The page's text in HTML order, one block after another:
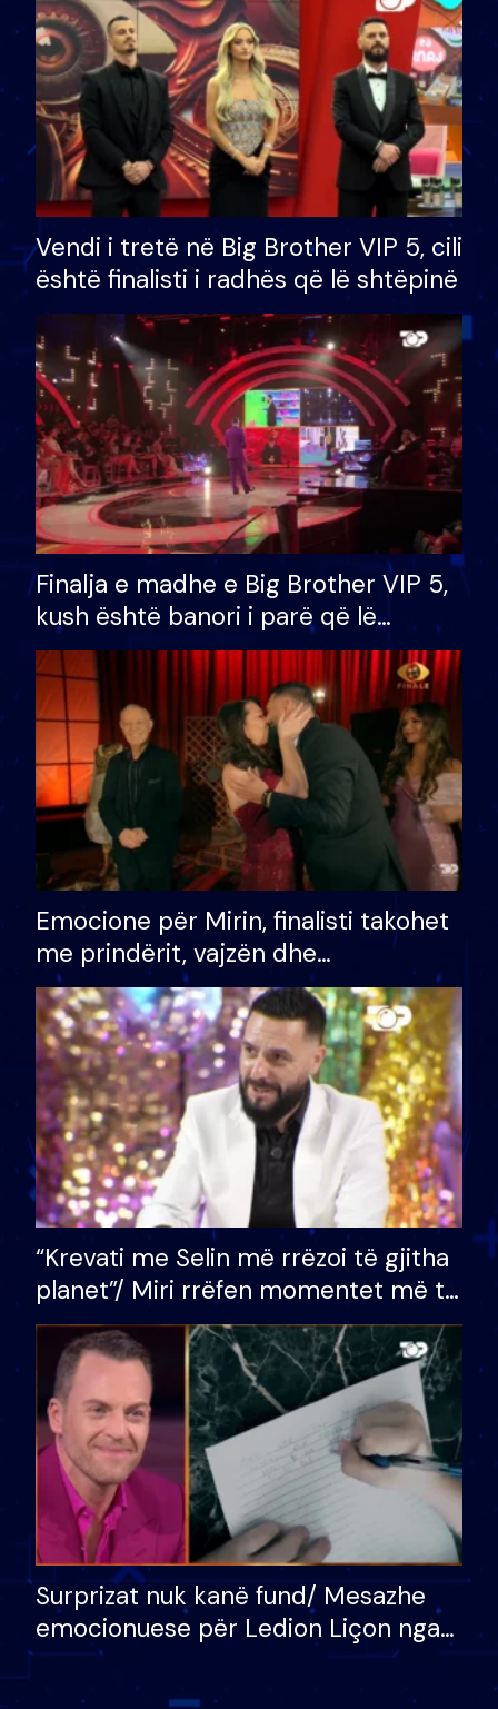
Vendi i tretë në Big Brother VIP 5, cili
është finalisti i radhës që lë shtëpinë
Finalja e madhe e Big Brother VIP 5,
kush është banori i parë që lë
shtëpinë dhe humb mundësinë për
të fituar çmimin e madh
Emocione për Mirin, finalisti takohet
me prindërit, vajzën dhe
bashkëshorten: S’kemi ndonjë letër
divorci apo jo?
“Krevati me Selin më rrëzoi të gjitha
planet”/ Miri rrëfen momentet më të
bukura në shtëpinë e BB VIP: Do më
mungojë zilja e mëngjesit kur…
Surprizat nuk kanë fund/ Mesazhe
emocionuese për Ledion Liçon nga
nëna dhe fëmijët e tij, moderatori
nuk i mban dot lotët: Nuk meritoj…